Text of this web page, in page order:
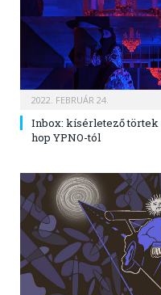
2022. FEBRUÁR 24.
Inbox: kísérletező törtek
hop YPNO-tól